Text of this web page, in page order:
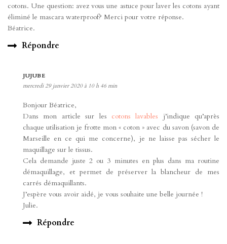
cotons. Une question: avez vous une astuce pour laver les cotons ayant
éliminé le mascara waterproof? Merci pour votre réponse.
Béatrice.
Répondre
JUJUBE
mercredi 29 janvier 2020 à 10 h 46 min
Bonjour Béatrice,
Dans mon article sur les cotons lavables j’indique qu’après
chaque utilisation je frotte mon « coton » avec du savon (savon de
Marseille en ce qui me concerne), je ne laisse pas sécher le
maquillage sur le tissus.
Cela demande juste 2 ou 3 minutes en plus dans ma routine
démaquillage, et permet de préserver la blancheur de mes
carrés démaquillants.
J’espère vous avoir aidé, je vous souhaite une belle journée !
Julie.
Répondre